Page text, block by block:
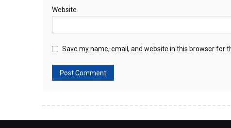
Website
Save my name, email, and website in this browser for